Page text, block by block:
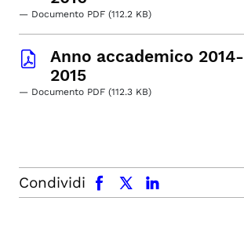
— Documento PDF (112.2 KB)
Anno accademico 2014-
2015
— Documento PDF (112.3 KB)
Condividi
facebook x.com linkedin